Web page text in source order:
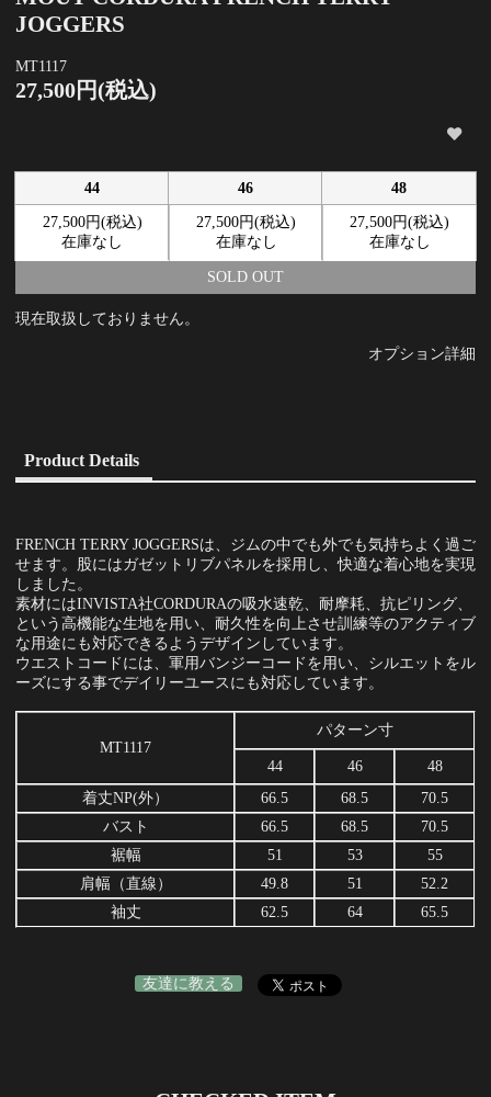
JOGGERS
MT1117
27,500円(税込)
44 46 48
27,500円(税込)
在庫なし
27,500円(税込)
在庫なし
27,500円(税込)
在庫なし
SOLD OUT
現在取扱しておりません。
オプション詳細
Product Details
FRENCH TERRY JOGGERSは、ジムの中でも外でも気持ちよく過ご
せます。股にはガゼットリブパネルを採用し、快適な着心地を実現
しました。
素材にはINVISTA社CORDURAの吸水速乾、耐摩耗、抗ピリング、
という高機能な生地を用い、耐久性を向上させ訓練等のアクティブ
な用途にも対応できるようデザインしています。
ウエストコードには、軍用バンジーコードを用い、シルエットをル
ーズにする事でデイリーユースにも対応しています。
MT1117
パターン寸
44 46
48
着丈NP(外）
66.5 68.5
70.5
バスト
66.5 68.5
70.5
裾幅
51 53
55
肩幅（直線）
49.8 51
52.2
袖丈
62.5 64 65.5
友達に教える